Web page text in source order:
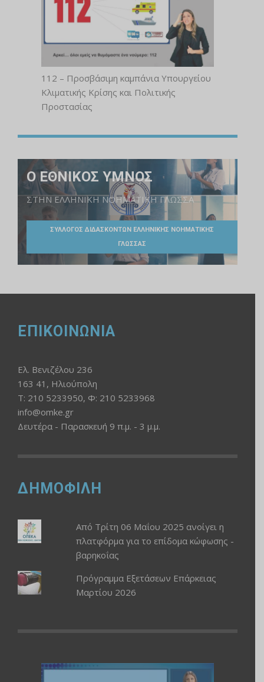
112 – Προσβάσιμη καμπάνια Υπουργείου
Κλιματικής Κρίσης και Πολιτικής
Προστασίας
Ο ΕΘΝΙΚΟΣ ΥΜΝΟΣ
ΣΤΗΝ ΕΛΛΗΝΙΚΗ ΝΟΗΜΑΤΙΚΗ ΓΛΩΣΣΑ
ΣΥΛΛΟΓΟΣ ΔΙΔΑΣΚΟΝΤΩΝ ΕΛΛΗΝΙΚΗΣ ΝΟΗΜΑΤΙΚΗΣ
ΓΛΩΣΣΑΣ
ΕΠΙΚΟΙΝΩΝΙΑ
Ελ. Βενιζέλου 236
163 41, Ηλιούπολη
Τ: 210 5233950, Φ: 210 5233968
info@omke.gr
Δευτέρα - Παρασκευή 9 π.μ. - 3 μ.μ.
ΔΗΜΟΦΙΛΗ
Από Τρίτη 06 Μαΐου 2025 ανοίγει η
πλατφόρμα για το επίδομα κώφωσης -
βαρηκοΐας
Πρόγραμμα Εξετάσεων Επάρκειας
Μαρτίου 2026